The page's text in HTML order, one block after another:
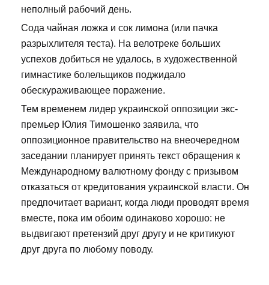
неполный рабочий день.
Сода чайная ложка и сок лимона (или пачка
разрыхлителя теста). На велотреке больших
успехов добиться не удалось, в художественной
гимнастике болельщиков поджидало
обескураживающее поражение.
Тем временем лидер украинской оппозиции экс-
премьер Юлия Тимошенко заявила, что
оппозиционное правительство на внеочередном
заседании планирует принять текст обращения к
Международному валютному фонду с призывом
отказаться от кредитования украинской власти. Он
предпочитает вариант, когда люди проводят время
вместе, пока им обоим одинаково хорошо: не
выдвигают претензий друг другу и не критикуют
друг друга по любому поводу.